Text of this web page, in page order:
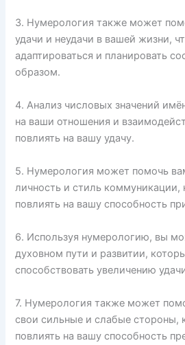
3. Нумерология также может
удачи и неудачи в вашей жизни,
адаптироваться и планировать
образом.
4. Анализ числовых значений
на ваши отношения и
повлиять на вашу удачу.
5. Нумерология может помочь
личность и стиль коммуникации,
повлиять на вашу способность
6. Используя нумерологию, вы
духовном пути и развитии,
способствовать увеличению
7. Нумерология также может
свои сильные и слабые стороны,
повлиять на вашу способность